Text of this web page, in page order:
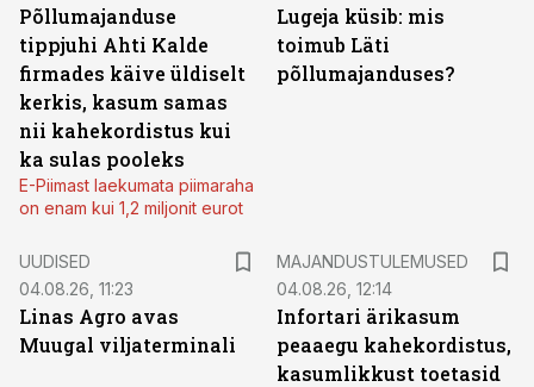
Põllumajanduse
tippjuhi Ahti Kalde
firmades käive üldiselt
kerkis, kasum samas
nii kahekordistus kui
ka sulas pooleks
E-Piimast laekumata piimaraha
on enam kui 1,2 miljonit eurot
Lugeja küsib: mis
toimub Läti
põllumajanduses?
UUDISED
04.08.26, 11:23
Linas Agro avas
Muugal viljaterminali
MAJANDUSTULEMUSED
04.08.26, 12:14
Infortari ärikasum
peaaegu kahekordistus,
kasumlikkust toetasid